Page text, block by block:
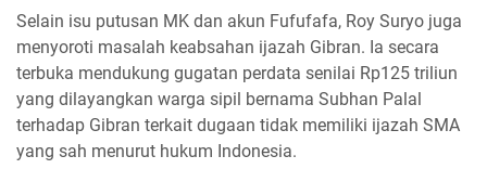
Selain isu putusan MK dan akun Fufufafa, Roy Suryo juga
menyoroti masalah keabsahan ijazah Gibran. Ia secara
terbuka mendukung gugatan perdata senilai Rp125 triliun
yang dilayangkan warga sipil bernama Subhan Palal
terhadap Gibran terkait dugaan tidak memiliki ijazah SMA
yang sah menurut hukum Indonesia.